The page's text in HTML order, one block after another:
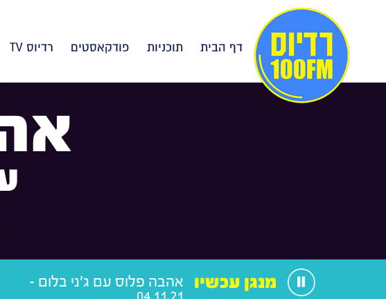
דף הבית תוכניות פודקאסטים רדיוס TV
מנגן עכשיו אהבה פלוס עם ג'ני בלום -